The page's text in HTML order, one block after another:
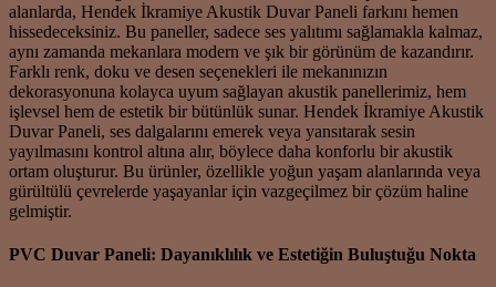
alanlarda, Hendek İkramiye Akustik Duvar Paneli farkını hemen
hissedeceksiniz. Bu paneller, sadece ses yalıtımı sağlamakla kalmaz,
aynı zamanda mekanlara modern ve şık bir görünüm de kazandırır.
Farklı renk, doku ve desen seçenekleri ile mekanınızın
dekorasyonuna kolayca uyum sağlayan akustik panellerimiz, hem
işlevsel hem de estetik bir bütünlük sunar. Hendek İkramiye Akustik
Duvar Paneli, ses dalgalarını emerek veya yansıtarak sesin
yayılmasını kontrol altına alır, böylece daha konforlu bir akustik
ortam oluşturur. Bu ürünler, özellikle yoğun yaşam alanlarında veya
gürültülü çevrelerde yaşayanlar için vazgeçilmez bir çözüm haline
gelmiştir.
PVC Duvar Paneli: Dayanıklılık ve Estetiğin Buluştuğu Nokta